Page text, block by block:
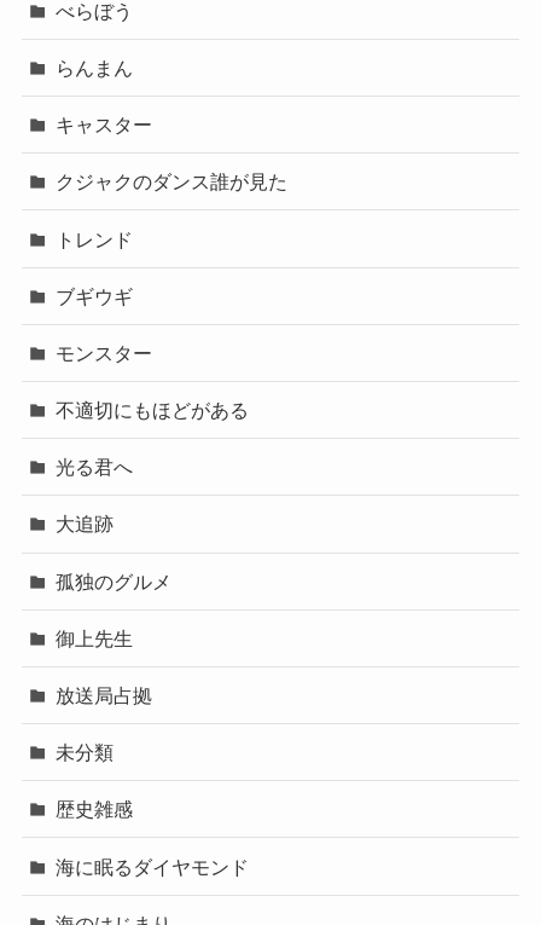
べらぼう
らんまん
キャスター
クジャクのダンス誰が見た
トレンド
ブギウギ
モンスター
不適切にもほどがある
光る君へ
大追跡
孤独のグルメ
御上先生
放送局占拠
未分類
歴史雑感
海に眠るダイヤモンド